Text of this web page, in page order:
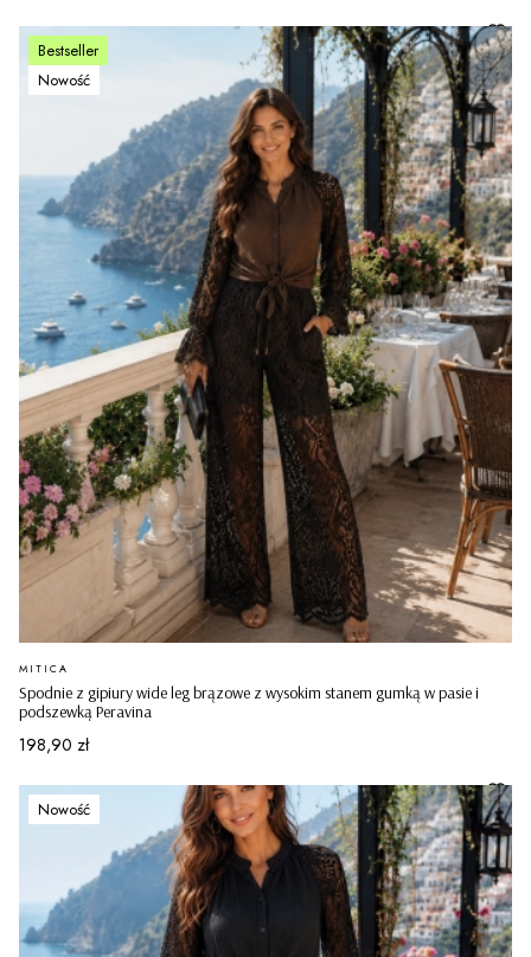
Bestseller
Nowość
Spodnie z gipiury wide leg brązowe z wysokim stanem gumką w pasie i
podszewką Peravina
PRODUCENT
MITICA
Cena
198,90 zł
Nowość